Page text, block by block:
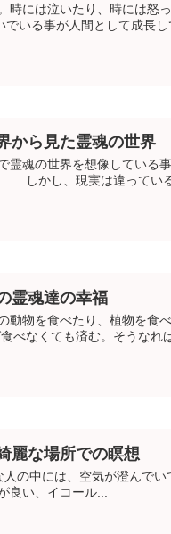
は泣いたり、時には怒
いる事が人間として成長し
ら見た霊魂の世界
魂の世界を想像している
しかし、現実は違ってい
霊魂達の幸福
物を食べたり、植物を食
なくても済む。そうなれ
な場所での瞑想
には、空気が澄んでい
い、イコール...